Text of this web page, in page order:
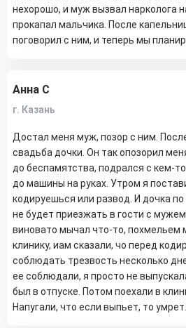
нехорошо, и муж вызвал нарколога
прокапал мальчика. После
поговорил с ним, и теперь мы
Анна С
г. Казань
Достал меня муж, позор с ним.
свадьба дочки. Он так опозорил
до беспамятства, подрался с кем-
до машины на руках. Утром я
кодируешься или развод. И дочка
не будет приезжать в гости с
виновато мычал что-то, похмельем
клинику, иам сказали, чо перед
соблюдать трезвость несколько
ее соблюдали, я просто не
был в отпуске. Потом поехали в
Напугали, что если выпьет, то